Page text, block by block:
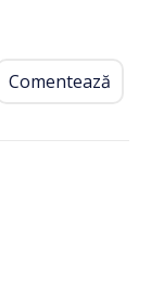
Comentează